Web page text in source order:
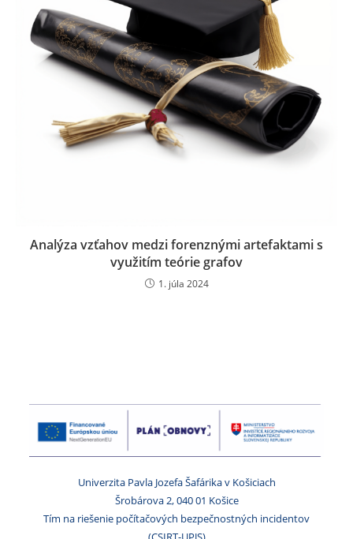
Analýza vzťahov medzi forenznými artefaktami s
využitím teórie grafov
1. júla 2024
Univerzita Pavla Jozefa Šafárika v Košiciach
Šrobárova 2, 040 01 Košice
Tím na riešenie počítačových bezpečnostných incidentov